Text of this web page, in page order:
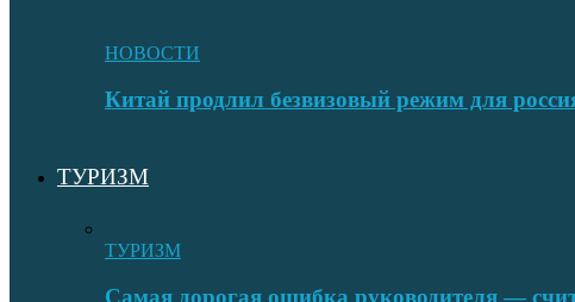
НОВОСТИ
Китай продлил безвизовый режим для
ТУРИЗМ
ТУРИЗМ
Самая дорогая ошибка руководителя —